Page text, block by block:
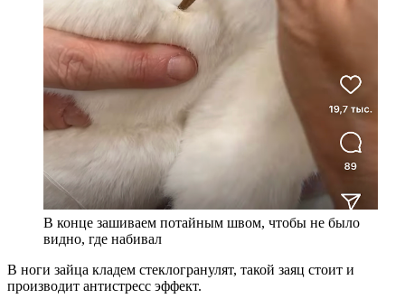
В конце зашиваем потайным швом, чтобы не было
видно, где набивал
В ноги зайца кладем стеклогранулят, такой заяц стоит и
производит антистресс эффект.